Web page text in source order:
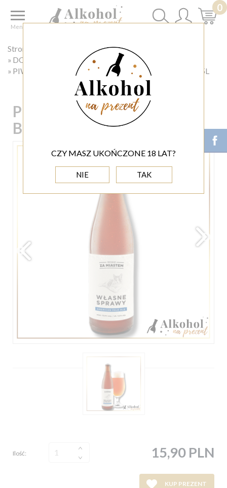
CZY MASZ UKOŃCZONE 18 LAT?
NIE TAK
0
Menu
Strona główna
◊SKLEP Z ALKOHOLAMI
DOBRE PIWO W DOBREJ CENIE
PIWO WŁASNE SPRAWY BROWAR ZA MIASTEM 0.5L
PIWO WŁASNE SPRAWY
BROWAR ZA MIASTEM 0.5L
Ilość: 15,90 PLN
KUP PREZENT